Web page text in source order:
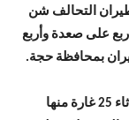
التحالف شن
نجران وأربع على صعدة وأربع
بمحافظة حجة.
وأضاف سريع أن طيران التحالف شن اليوم الثلاثاء 25 غارة منها